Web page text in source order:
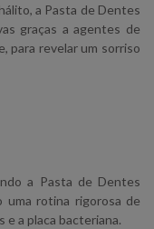
a Pasta de Dentes
graças a agentes de
para revelar um sorriso
a Pasta de Dentes
uma rotina rigorosa de
e a placa bacteriana.